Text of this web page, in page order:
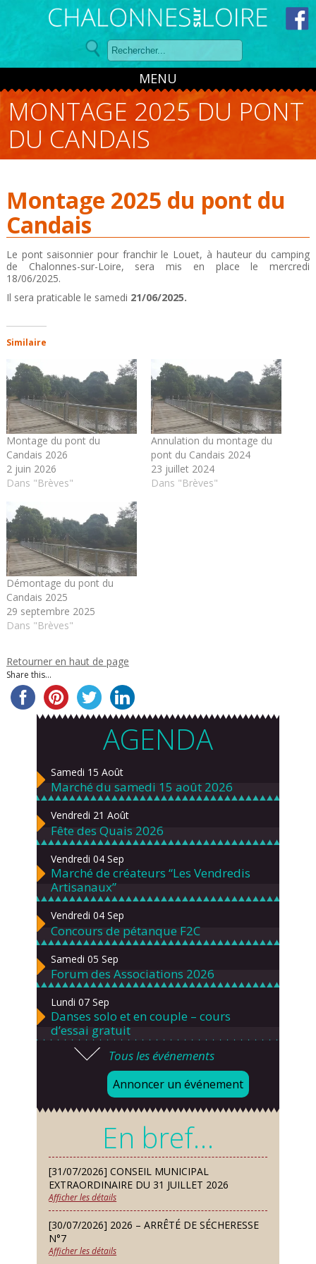
Panneau de gestion des cookies
MENU
MONTAGE 2025 DU PONT
DU CANDAIS
Montage 2025 du pont du
Candais
Le pont saisonnier pour franchir le Louet, à hauteur du camping
de Chalonnes-sur-Loire, sera mis en place le mercredi
18/06/2025.
Il sera praticable le samedi 21/06/2025.
Similaire
Montage du pont du
Candais 2026
2 juin 2026
Dans "Brèves"
Annulation du montage du
pont du Candais 2024
23 juillet 2024
Dans "Brèves"
Démontage du pont du
Candais 2025
29 septembre 2025
Dans "Brèves"
Retourner en haut de page
Share this...
AGENDA
Samedi 15 Août
Marché du samedi 15 août 2026
Vendredi 21 Août
Fête des Quais 2026
Vendredi 04 Sep
Marché de créateurs “Les Vendredis
Artisanaux”
Vendredi 04 Sep
Concours de pétanque F2C
Samedi 05 Sep
Forum des Associations 2026
Lundi 07 Sep
Danses solo et en couple – cours
d’essai gratuit
Mardi 08 Sep
Chorale À travers chants
Samedi 12 Sep
Défi de pêche aux leurres (concept
lure house)
Dimanche 13 Sep
Repas de fouées
Lundi 14 Sep
Conseil municipal du 14 septembre
2026
Jeudi 24 Sep
Tous les événements
Annoncer un événement
En bref…
[31/07/2026] CONSEIL MUNICIPAL
EXTRAORDINAIRE DU 31 JUILLET 2026
Afficher les détails
[30/07/2026] 2026 – ARRÊTÉ DE SÉCHERESSE
N°7
Afficher les détails